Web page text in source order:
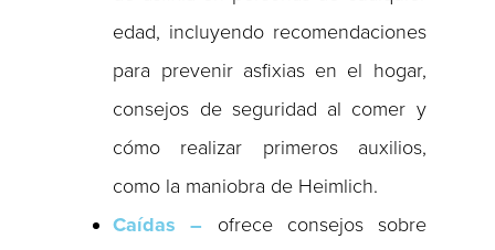
edad, incluyendo recomendaciones
para prevenir asfixias en el hogar,
consejos de seguridad al comer y
cómo realizar primeros auxilios,
como la maniobra de Heimlich.
Caídas – ofrece consejos sobre